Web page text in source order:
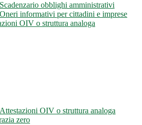
Scadenzario obblighi amministrativi
Oneri informativi per cittadini e imprese
OIV o struttura analoga
Attestazioni OIV o struttura analoga
zero